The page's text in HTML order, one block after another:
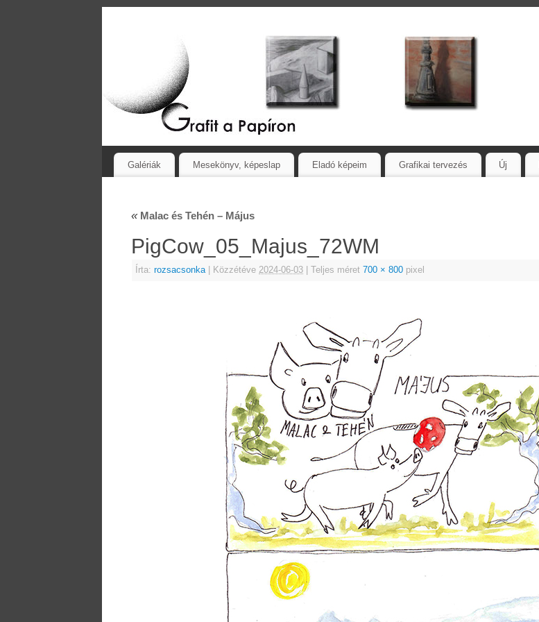
Galériák Mesekönyv, képeslap Eladó képeim Grafikai tervezés Új
«Malac és Tehén – Május
PigCow_05_Majus_72WM
Írta: rozsacsonka Közzétéve 2024-06-03 Teljes méret 700 × 800 pixel